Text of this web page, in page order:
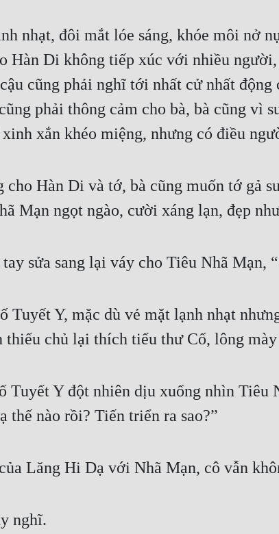
nhạt, đôi mắt lóe sáng, khóe môi nở
Hàn Di không tiếp xúc với nhiều
cũng phải nghĩ tới nhất cử nhất
phải thông cảm cho bà, bà cũng vì
xắn khéo miệng, nhưng có điều
Hàn Di và tớ, bà cũng muốn tớ gả
Mạn ngọt ngào, cười xáng lạn, đẹp
sửa sang lại váy cho Tiêu Nhã Mạn,
Y, mặc dù vẻ mặt lạnh nhạt
thiếu chủ lại thích tiểu thư Cố, lông
Tuyết Y đột nhiên dịu xuống nhìn Tiêu
thế nào rồi? Tiến triển ra sao?”
Lăng Hi Dạ với Nhã Mạn, cô vẫn
nghĩ.